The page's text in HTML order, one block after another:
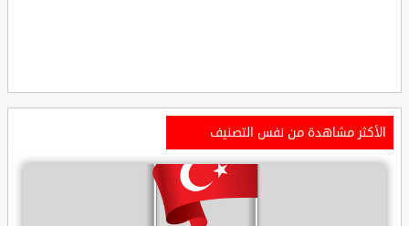
الأكثر مشاهدة من نفس التصنيف